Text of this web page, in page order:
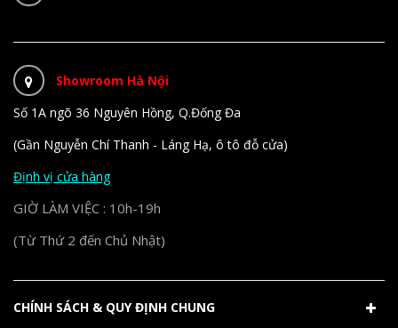
Showroom Hà Nội
Số 1A ngõ 36 Nguyên Hồng, Q.Đống Đa
(Gần Nguyễn Chí Thanh - Láng Hạ, ô tô đỗ cửa)
Định vị cửa hàng
GIỜ LÀM VIỆC : 10h-19h
(Từ Thứ 2 đến Chủ Nhật)
CHÍNH SÁCH & QUY ĐỊNH CHUNG